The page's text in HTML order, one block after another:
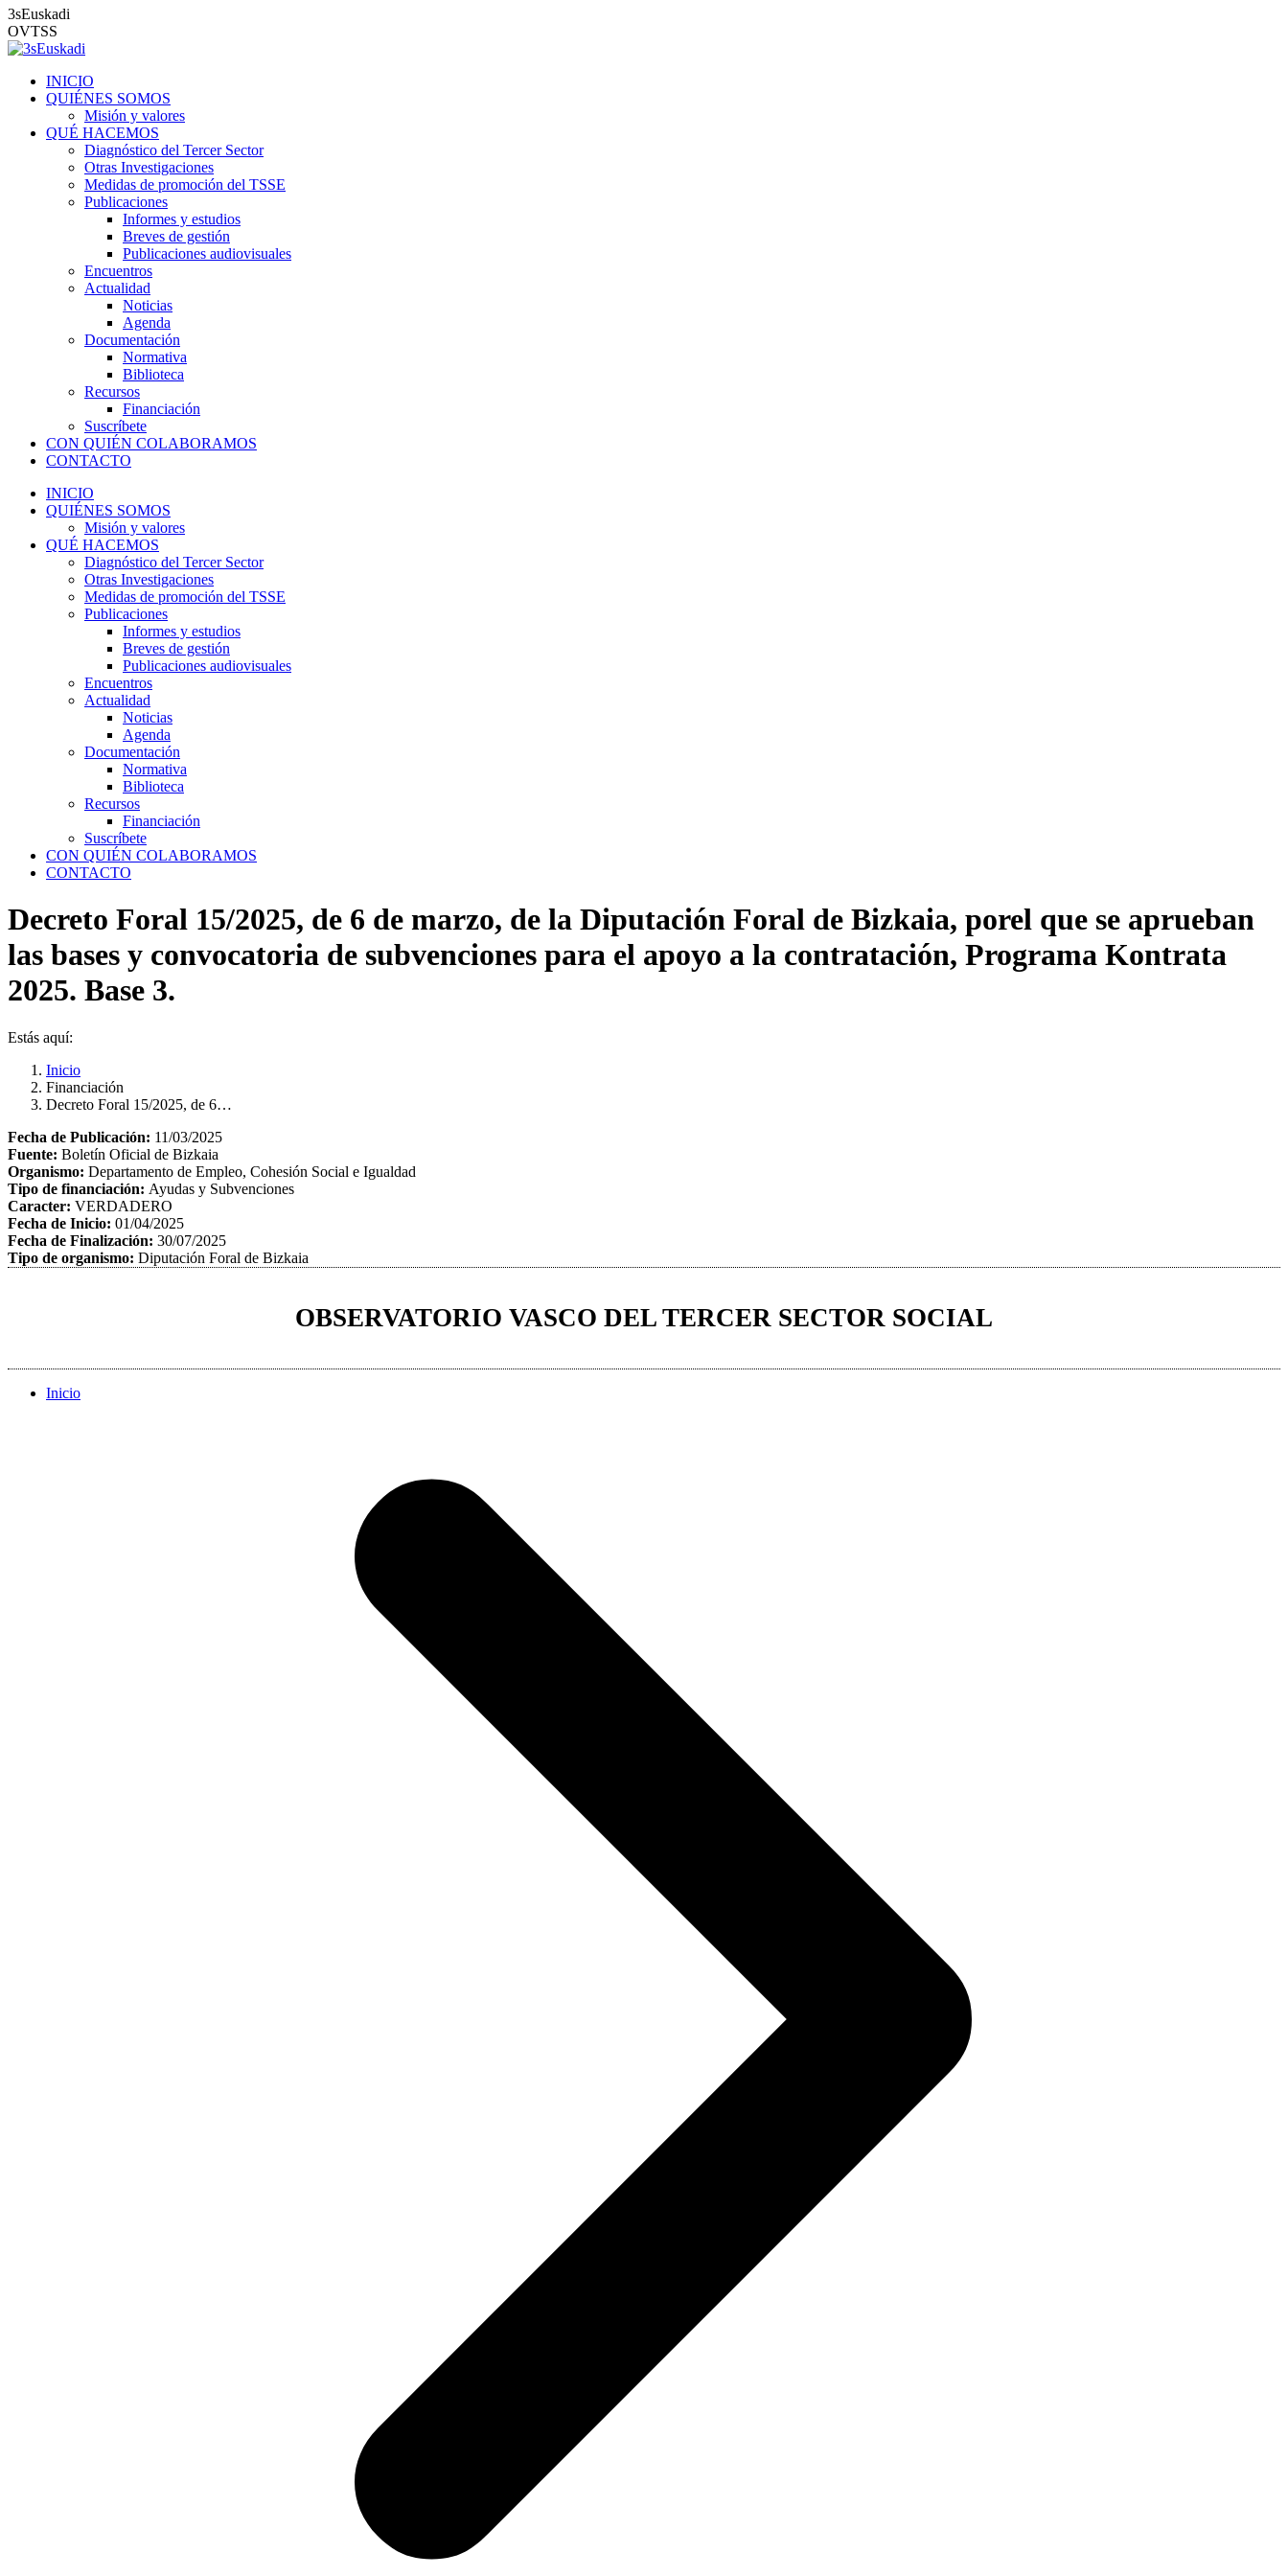
3sEuskadi
OVTSS
INICIO
QUIÉNES SOMOS
Misión y valores
QUÉ HACEMOS
Diagnóstico del Tercer Sector
Otras Investigaciones
Medidas de promoción del TSSE
Publicaciones
Informes y estudios
Breves de gestión
Publicaciones audiovisuales
Encuentros
Actualidad
Noticias
Agenda
Documentación
Normativa
Biblioteca
Recursos
Financiación
Suscríbete
CON QUIÉN COLABORAMOS
CONTACTO
INICIO
QUIÉNES SOMOS
Misión y valores
QUÉ HACEMOS
Diagnóstico del Tercer Sector
Otras Investigaciones
Medidas de promoción del TSSE
Publicaciones
Informes y estudios
Breves de gestión
Publicaciones audiovisuales
Encuentros
Actualidad
Noticias
Agenda
Documentación
Normativa
Biblioteca
Recursos
Financiación
Suscríbete
CON QUIÉN COLABORAMOS
CONTACTO
Decreto Foral 15/2025, de 6 de marzo, de la Diputación Foral de Bizkaia, porel que se aprueban
las bases y convocatoria de subvenciones para el apoyo a la contratación, Programa Kontrata
2025. Base 3.
Estás aquí:
Inicio
Financiación
Decreto Foral 15/2025, de 6…
Fecha de Publicación: 11/03/2025
Fuente: Boletín Oficial de Bizkaia
Organismo: Departamento de Empleo, Cohesión Social e Igualdad
Tipo de financiación: Ayudas y Subvenciones
Caracter: VERDADERO
Fecha de Inicio: 01/04/2025
Fecha de Finalización: 30/07/2025
Tipo de organismo: Diputación Foral de Bizkaia
OBSERVATORIO VASCO DEL TERCER SECTOR SOCIAL
Inicio